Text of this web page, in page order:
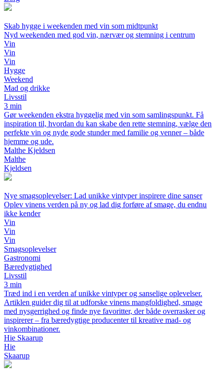
Skab hygge i weekenden med vin som midtpunkt
Nyd weekenden med god vin, nærvær og stemning i centrum
Vin
Vin
Vin
Hygge
Weekend
Mad og drikke
Livsstil
3 min
Gør weekenden ekstra hyggelig med vin som samlingspunkt. Få
inspiration til, hvordan du kan skabe den rette stemning, vælge den
perfekte vin og nyde gode stunder med familie og venner – både
hjemme og ude.
Malthe Kjeldsen
Malthe
Kjeldsen
Nye smagsoplevelser: Lad unikke vintyper inspirere dine sanser
Oplev vinens verden på ny og lad dig forføre af smage, du endnu
ikke kender
Vin
Vin
Vin
Smagsoplevelser
Gastronomi
Bæredygtighed
Livsstil
3 min
Træd ind i en verden af unikke vintyper og sanselige oplevelser.
Artiklen guider dig til at udforske vinens mangfoldighed, smage
med nysgerrighed og finde nye favoritter, der både overrasker og
inspirerer – fra bæredygtige producenter til kreative mad- og
vinkombinationer.
Hie Skaarup
Hie
Skaarup